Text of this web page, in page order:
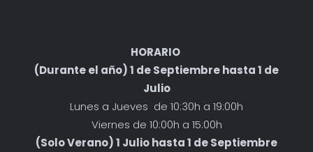
HORARIO
(Durante el año) 1 de Septiembre hasta 1 de
Julio
Lunes a Jueves de 10:30h a 19:00h
Viernes de 10:00h a 15:00h
(Solo Verano) 1 Julio hasta 1 de Septiembre